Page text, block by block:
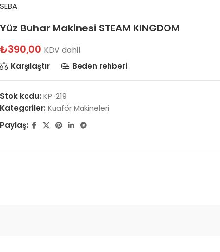
SEBA
Yüz Buhar Makinesi STEAM KINGDOM
₺390,00 KDV dahil
Karşılaştır
Beden rehberi
Stok kodu: KP-219
Kategoriler: Kuaför Makineleri
Paylaş: